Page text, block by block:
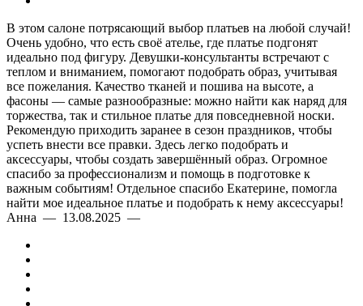
В этом салоне потрясающий выбор платьев на любой случай!
Очень удобно, что есть своё ателье, где платье подгонят
идеально под фигуру. Девушки-консультанты встречают с
теплом и вниманием, помогают подобрать образ, учитывая
все пожелания. Качество тканей и пошива на высоте, а
фасоны — самые разнообразные: можно найти как наряд для
торжества, так и стильное платье для повседневной носки.
Рекомендую приходить заранее в сезон праздников, чтобы
успеть внести все правки. Здесь легко подобрать и
аксессуары, чтобы создать завершённый образ. Огромное
спасибо за профессионализм и помощь в подготовке к
важным событиям! Отдельное спасибо Екатерине, помогла
найти мое идеальное платье и подобрать к нему аксессуары!
Анна — 13.08.2025 —